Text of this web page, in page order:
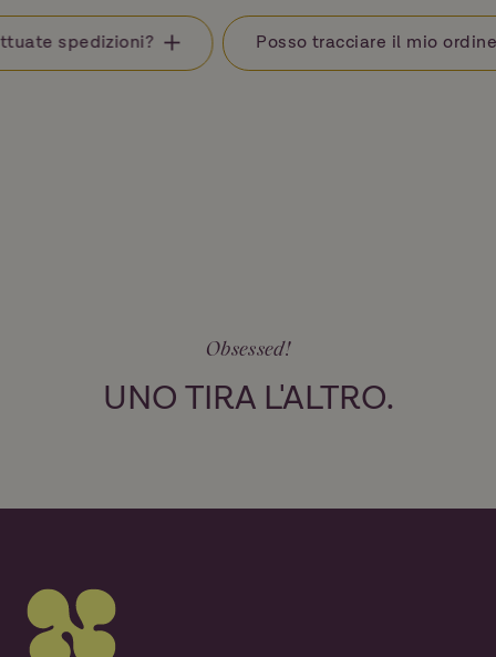
spedizioni? Posso tracciare il mio ordine?
Obsessed!
UNO TIRA L'ALTRO.